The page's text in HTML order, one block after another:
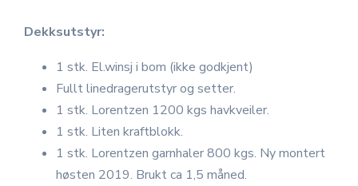
Dekksutstyr:
1 stk. El.winsj i bom (ikke godkjent)
Fullt linedragerutstyr og setter.
1 stk. Lorentzen 1200 kgs havkveiler.
1 stk. Liten kraftblokk.
1 stk. Lorentzen garnhaler 800 kgs. Ny montert
høsten 2019. Brukt ca 1,5 måned.